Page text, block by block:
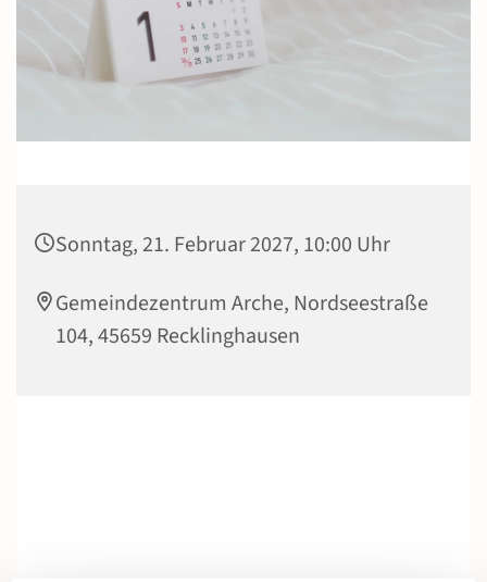
Sonntag, 21. Februar 2027, 10:00 Uhr
Gemeindezentrum Arche, Nordseestraße
104, 45659 Recklinghausen